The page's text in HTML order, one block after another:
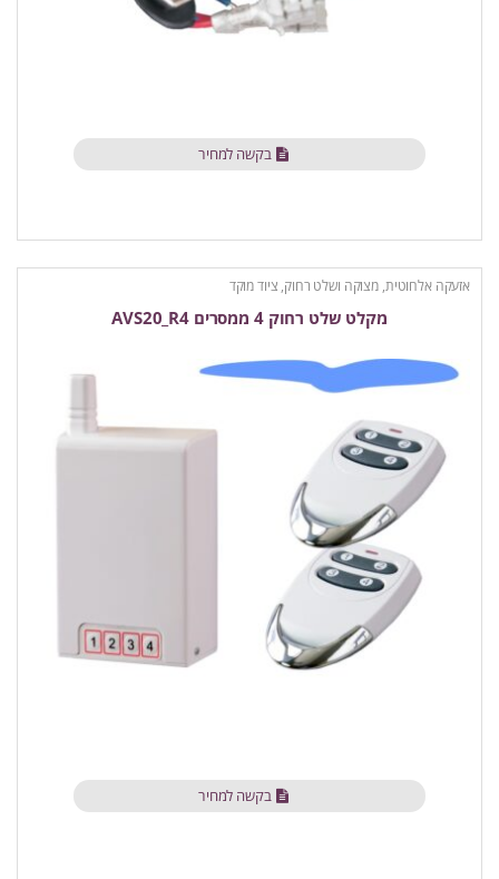
בקשה למחיר
אזעקה אלחוטית, מצוקה ושלט רחוק, ציוד מוקד
מקלט שלט רחוק 4 ממסרים AVS20_R4
בקשה למחיר